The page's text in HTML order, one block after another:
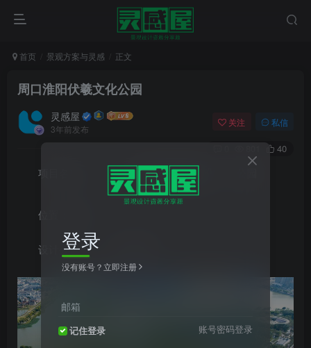
首页 景观方案与灵感 正文
周口淮阳伏羲文化公园
灵感屋
3年前发布
关注 私信
40
项目名称： 周口淮阳伏羲文化
位置：周口
设计公司：
登录
没有账号？立即注册
邮箱
记住登录 账号密码登录